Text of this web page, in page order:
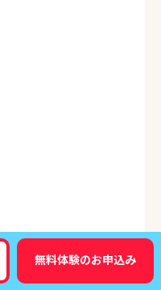
無料体験のお申込み